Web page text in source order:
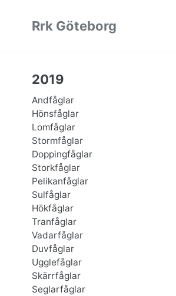
Rrk Göteborg
2019
Andfåglar
Hönsfåglar
Lomfåglar
Stormfåglar
Doppingfåglar
Storkfåglar
Pelikanfåglar
Sulfåglar
Hökfåglar
Tranfåglar
Vadarfåglar
Duvfåglar
Ugglefåglar
Skärrfåglar
Seglarfåglar